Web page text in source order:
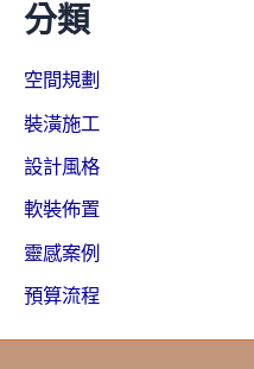
分類
空間規劃
裝潢施工
設計風格
軟裝佈置
靈感案例
預算流程